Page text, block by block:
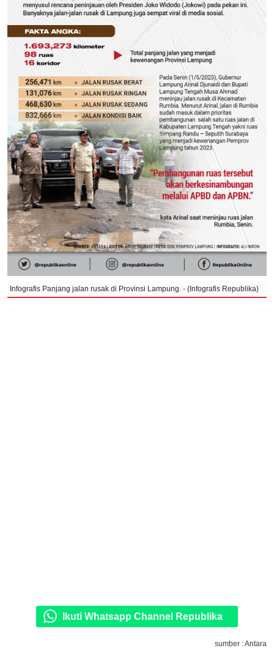
Infografis Panjang jalan rusak di Provinsi Lampung. - (Infografis Republika)
Ikuti Whatsapp Channel Republika
sumber : Antara